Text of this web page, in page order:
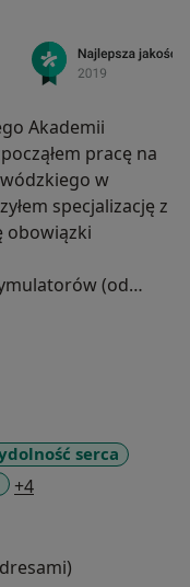
Akademii
pracę na
w
specjalizację z
obowiązki
(od
(od
ablacje zaburzeń
serca
+4